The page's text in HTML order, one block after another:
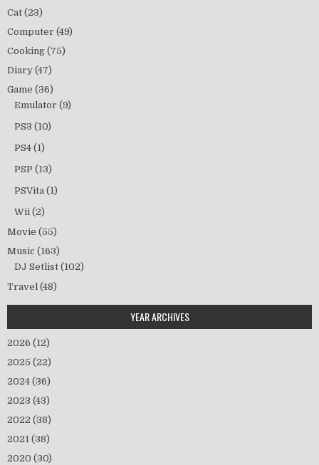
Cat (23)
Computer (49)
Cooking (75)
Diary (47)
Game (36)
Emulator (9)
PS3 (10)
PS4 (1)
PSP (13)
PSVita (1)
Wii (2)
Movie (55)
Music (163)
DJ Setlist (102)
Travel (48)
YEAR ARCHIVES
2026 (12)
2025 (22)
2024 (36)
2023 (43)
2022 (38)
2021 (38)
2020 (30)